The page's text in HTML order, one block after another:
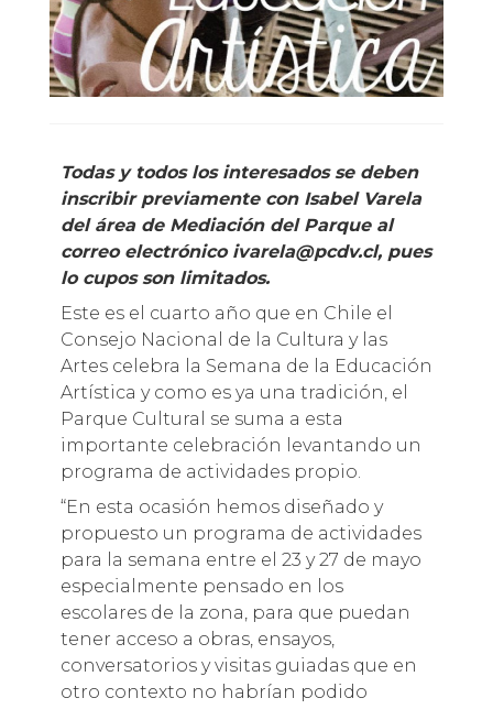
Todas y todos los interesados se deben
inscribir previamente con Isabel Varela
del área de Mediación del Parque al
correo electrónico ivarela@pcdv.cl, pues
lo cupos son limitados.
Este es el cuarto año que en Chile el
Consejo Nacional de la Cultura y las
Artes celebra la Semana de la Educación
Artística y como es ya una tradición, el
Parque Cultural se suma a esta
importante celebración levantando un
programa de actividades propio.
“En esta ocasión hemos diseñado y
propuesto un programa de actividades
para la semana entre el 23 y 27 de mayo
especialmente pensado en los
escolares de la zona, para que puedan
tener acceso a obras, ensayos,
conversatorios y visitas guiadas que en
otro contexto no habrían podido